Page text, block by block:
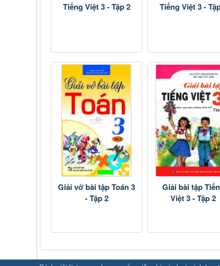
Tiếng Việt 3 - Tập 2 Tiếng Việt 3 -
Giải vở bài tập Toán 3
- Tập 2
Giải bài tập
Việt 3 - Tập 2